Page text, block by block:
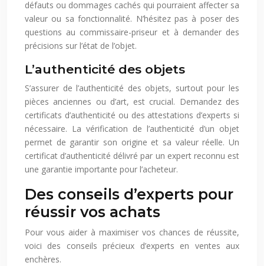
défauts ou dommages cachés qui pourraient affecter sa
valeur ou sa fonctionnalité. N’hésitez pas à poser des
questions au commissaire-priseur et à demander des
précisions sur l’état de l’objet.
L’authenticité des objets
S’assurer de l’authenticité des objets, surtout pour les
pièces anciennes ou d’art, est crucial. Demandez des
certificats d’authenticité ou des attestations d’experts si
nécessaire. La vérification de l’authenticité d’un objet
permet de garantir son origine et sa valeur réelle. Un
certificat d’authenticité délivré par un expert reconnu est
une garantie importante pour l’acheteur.
Des conseils d’experts pour
réussir vos achats
Pour vous aider à maximiser vos chances de réussite,
voici des conseils précieux d’experts en ventes aux
enchères.